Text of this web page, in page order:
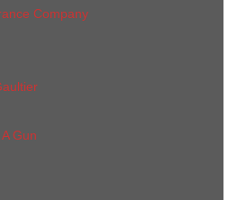
Company
Gun